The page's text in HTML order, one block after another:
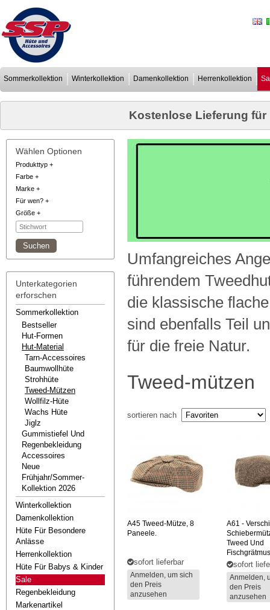
Sommerkollektion Winterkollektion Damenkollektion Herrenkollektion
Kostenlose Lieferung für
Wählen Optionen
Produkttyp +
Farbe +
Marke +
Für wen? +
Größe +
Unterkategorien
erforschen
Sommerkollektion
Bestseller
Hut-Formen
Hut-Material
Tarn-Accessoires
Baumwollhüte
Strohhüte
Tweed-Mützen
Wollfilz-Hüte
Wachs Hüte
Jiglz
Gummistiefel Und
Regenbekleidung
Accessoires
Neue
Frühjahr/sommer-
Kollektion 2026
Winterkollektion
Damenkollektion
Hüte Für Besondere
Anlässe
Herrenkollektion
Hüte Für Babys & Kinder
Sale
Regenbekleidung
Markenartikel
Umfangreiches
führendem
die klassische
sind ebenfalls Teil
für die freie Natur.
Tweed-mützen
sortieren nach
A45 Tweed-Mütze, 8
Paneele.
sofort lieferbar
Anmelden, um sich
den Preis
anzusehen
A61 -
Tweed Und
sofort
Anmelden,
den Preis
anzusehen